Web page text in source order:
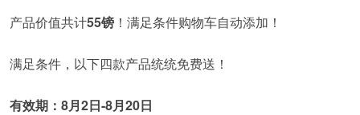
产品价值共计55镑 ！满足条件购物车自动添加！
满足条件，以下四款产品统统免费送！
有效期： 8月2日-8月20日